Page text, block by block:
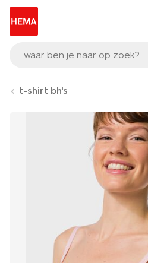
waar ben je naar op zoek?
t-shirt bh's